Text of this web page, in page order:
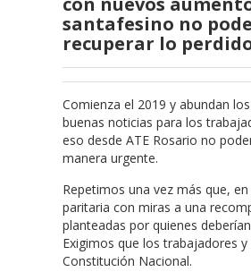
santafesino no
recuperar lo
Comienza el 2019 y abundan
buenas noticias para los
eso desde ATE Rosario no
manera urgente.
Repetimos una vez más que,
paritaria con miras a una
planteadas por quienes
Exigimos que los trabajadores
Constitución Nacional.